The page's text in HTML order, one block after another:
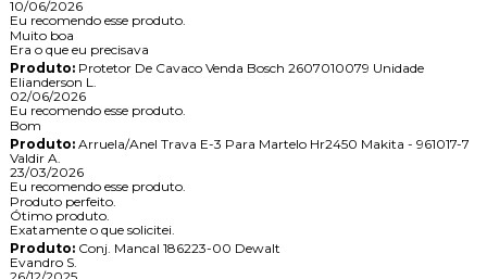
10/06/2026
Eu recomendo esse produto.
Muito boa
Era o que eu precisava
Produto:Protetor De Cavaco Venda Bosch 2607010079 Unidade
Elianderson L.
02/06/2026
Eu recomendo esse produto.
Bom
Produto:Arruela/Anel Trava E-3 Para Martelo Hr2450 Makita - 961017-7
Valdir A.
23/03/2026
Eu recomendo esse produto.
Produto perfeito.
Ótimo produto.
Exatamente o que solicitei.
Produto:Conj. Mancal 186223-00 Dewalt
Evandro S.